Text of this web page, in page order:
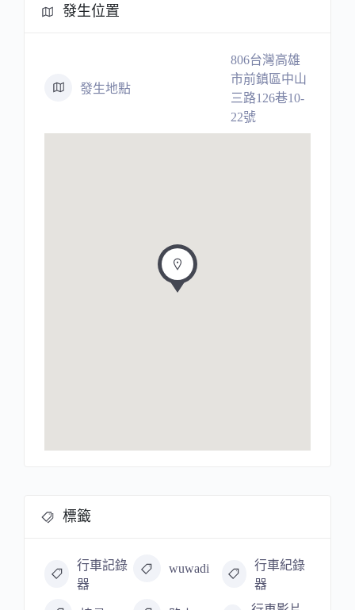
發生位置
發生地點
806台灣高雄
市前鎮區中山
三路126巷10-
22號
標籤
行車記錄
器
wuwadi
行車紀錄
器